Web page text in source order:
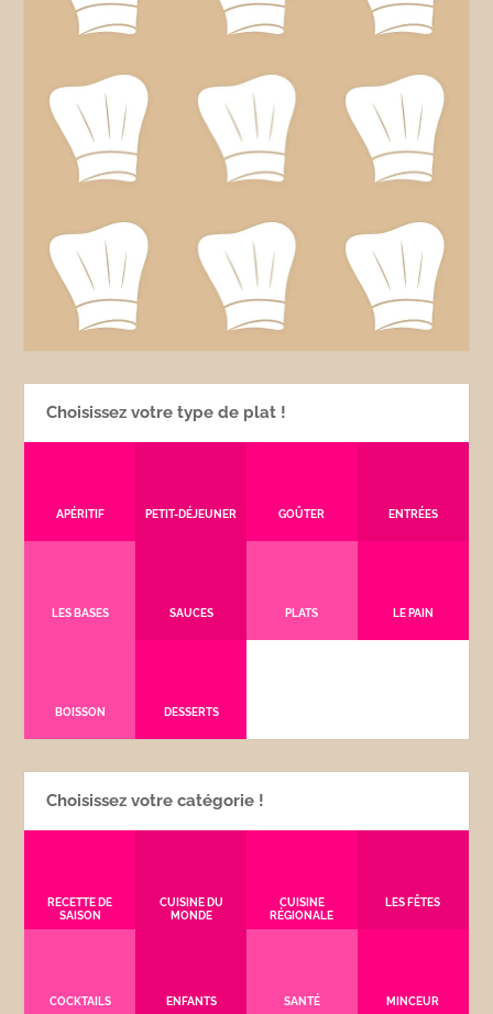
Choisissez votre type de plat !
APÉRITIF PETIT-DÉJEUNER GOÛTER ENTRÉES
LES BASES SAUCES PLATS LE PAIN
BOISSON DESSERTS
Choisissez votre catégorie !
RECETTE DE
SAISON
CUISINE DU
MONDE
CUISINE
RÉGIONALE
LES FÊTES
COCKTAILS ENFANTS SANTÉ MINCEUR